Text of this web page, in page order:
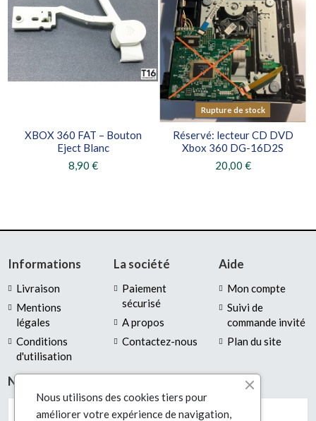
XBOX 360 FAT – Bouton
Eject Blanc
8,90 €
Rupture de stock
Réservé: lecteur CD DVD
Xbox 360 DG-16D2S
20,00 €
Informations
Livraison
Mentions
légales
Conditions
d'utilisation
La société
Paiement
sécurisé
A propos
Contactez-nous
Aide
Mon compte
Suivi de
commande invité
Plan du site
Newsletter
Nous utilisons des cookies tiers pour
améliorer votre expérience de navigation,